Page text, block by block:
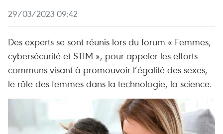
29/03/2023 09:42
Des experts se sont réunis lors du forum « Femmes,
cybersécurité et STIM », pour appeler les efforts
communs visant à promouvoir l’égalité des sexes,
le rôle des femmes dans la technologie, la science.